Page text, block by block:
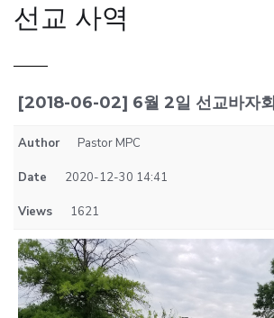
선교 사역
[2018-06-02] 6월 2일 선교바자회
Author Pastor MPC
Date 2020-12-30 14:41
Views 1621